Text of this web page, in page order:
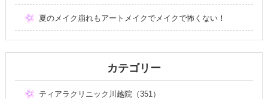
夏のメイク崩れもアートメイクでメイクで怖くない！
カテゴリー
ティアラクリニック川越院（351）